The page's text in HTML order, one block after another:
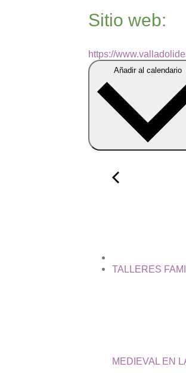
Sitio web:
https://
TALLERES
MEDIEVAL EN